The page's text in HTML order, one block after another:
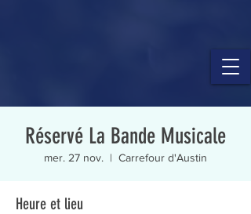
Réservé La Bande Musicale
mer. 27 nov.
  |
Carrefour d'Austin
Heure et lieu